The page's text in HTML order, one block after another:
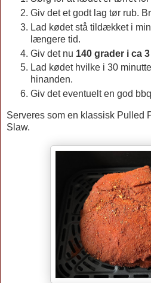
Giv det et godt lag tør rub.
Lad kødet stå tildækket i
længere tid.
Giv det nu 140 grader i ca
Lad kødet hvilke i 30
hinanden.
Giv det eventuelt en god
Serveres som en klassisk Pulled
Slaw.